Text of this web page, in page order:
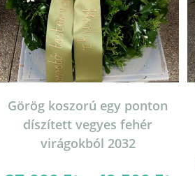
Görög koszorú egy ponton
díszített vegyes fehér
virágokból 2032